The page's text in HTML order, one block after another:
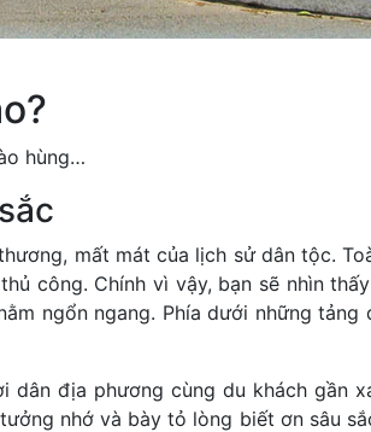
hùng…
mất mát của lịch sử dân tộc.
công. Chính vì vậy, bạn sẽ nhìn
ngổn ngang. Phía dưới những tảng
dân địa phương cùng du khách gần
nhớ và bày tỏ lòng biết ơn sâu